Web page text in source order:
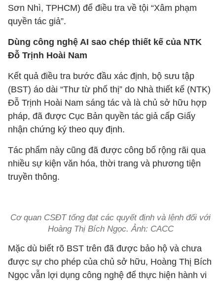
Sơn Nhì, TPHCM) để điều tra về tội “Xâm phạm
quyền tác giả”.
Dùng công nghệ AI sao chép thiết kế của NTK
Đỗ Trịnh Hoài Nam
Kết quả điều tra bước đầu xác định, bộ sưu tập
(BST) áo dài “Thư từ phố thị” do Nhà thiết kế (NTK)
Đỗ Trịnh Hoài Nam sáng tác và là chủ sở hữu hợp
pháp, đã được Cục Bản quyền tác giả cấp Giấy
nhận chứng ký theo quy định.
Tác phẩm này cũng đã được công bố rộng rãi qua
nhiều sự kiện văn hóa, thời trang và phương tiện
truyền thông.
Cơ quan CSĐT tống đạt các quyết định và lệnh đối với
Hoàng Thị Bích Ngọc. Ảnh: CACC
Mặc dù biết rõ BST trên đã được bảo hộ và chưa
được sự cho phép của chủ sở hữu, Hoàng Thị Bích
Ngọc vẫn lợi dụng công nghệ để thực hiện hành vi